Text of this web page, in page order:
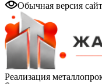
Обычная версия
Реализация